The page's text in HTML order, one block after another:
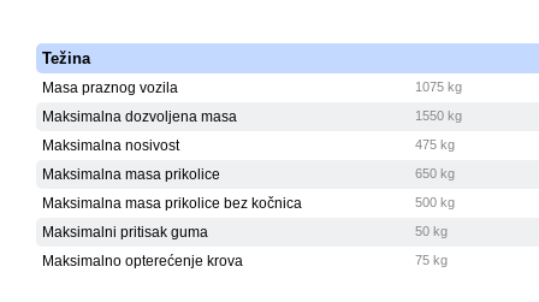
Težina
Masa praznog vozila 1075 kg
Maksimalna dozvoljena masa 1550 kg
Maksimalna nosivost 475 kg
Maksimalna masa prikolice 650 kg
Maksimalna masa prikolice bez kočnica 500 kg
Maksimalni pritisak guma 50 kg
Maksimalno opterećenje krova 75 kg